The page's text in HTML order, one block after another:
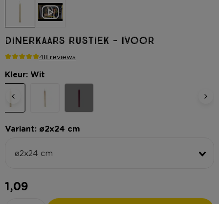
Dinerkaars rustiek - ivoor
48 reviews
Kleur: Wit
Variant: ø2x24 cm
ø2x24 cm
1,09